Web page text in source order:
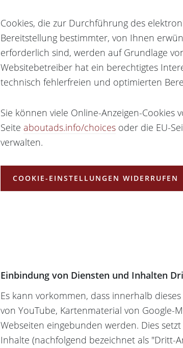
Cookies, die zur Durchführung des
Bereitstellung bestimmter, von Ihnen
erforderlich sind, werden auf Grundlage
Websitebetreiber hat ein berechtigtes
technisch fehlerfreien und optimierten
Sie können viele Online-Anzeigen-
Seite aboutads.info/choices oder die EU-
verwalten.
COOKIE-EINSTELLUNGEN WIDERRUFEN
Einbindung von Diensten und Inhalten
Es kann vorkommen, dass innerhalb
von YouTube, Kartenmaterial von Google-
Webseiten eingebunden werden. Dies
Inhalte (nachfolgend bezeichnet als "Dritt-